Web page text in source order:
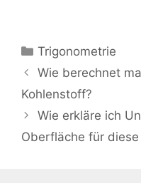
Kategorien
Trigonometrie
Beitrags-
Navigation
Wie berechnet
Kohlenstoff?
Wie erkläre ich
Oberfläche für diese